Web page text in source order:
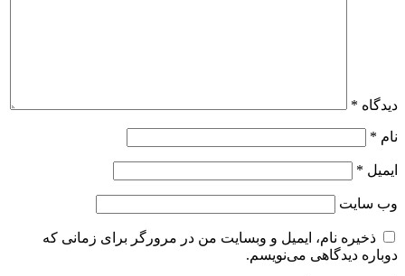
دیدگاه *
نام *
ایمیل *
وب‌ سایت
ذخیره نام، ایمیل و وبسایت من در مرورگر برای زمانی که
دوباره دیدگاهی می‌نویسم.